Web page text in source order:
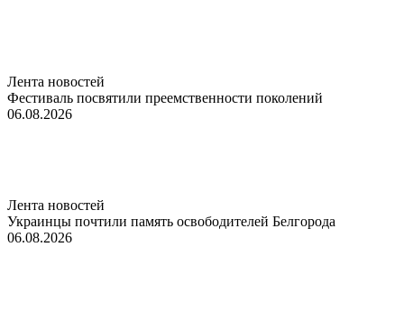
Лента новостей
Фестиваль посвятили преемственности поколений
06.08.2026
Лента новостей
Украинцы почтили память освободителей Белгорода
06.08.2026